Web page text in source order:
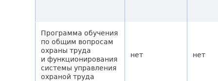
Программа обучения
по общим вопросам
охраны труда
и функционирования
системы управления
охраной труда
нет нет